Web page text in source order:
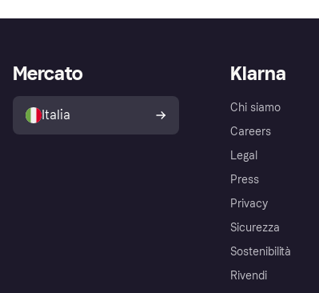
Klarna
Chi siamo
Careers
Legal
Press
Privacy
Sicurezza
Sostenibilità
Rivendi
Mercato
Italia